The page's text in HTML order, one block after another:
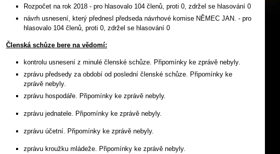
Rozpočet na rok 2018 - pro hlasovalo 104 členů, proti 0, zdržel se hlasování 0
návrh usnesení, který přednesl předseda návrhové komise NĚMEC JAN. - pro
hlasovalo 104 členů, proti 0, zdržel se hlasování 0
Členská schůze bere na vědomí:
kontrolu usnesení z minulé členské schůze. Připomínky ke zprávě nebyly.
zprávu předsedy za období od poslední členské schůze. Připomínky ke
zprávě nebyly.
zprávu hospodáře. Připomínky ke zprávě nebyly.
zprávu jednatele. Připomínky ke zprávě nebyly.
zprávu účetní. Připomínky ke zprávě nebyly.
zprávu kroužku mládeže. Připomínky ke zprávě nebyly.